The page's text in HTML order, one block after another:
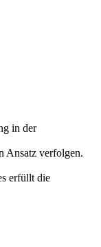
in der
Ansatz verfolgen.
erfüllt die